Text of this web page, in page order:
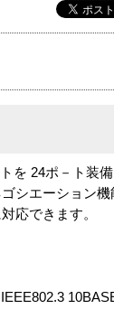
を 24ポ－ト装
シエーション機
応できます。